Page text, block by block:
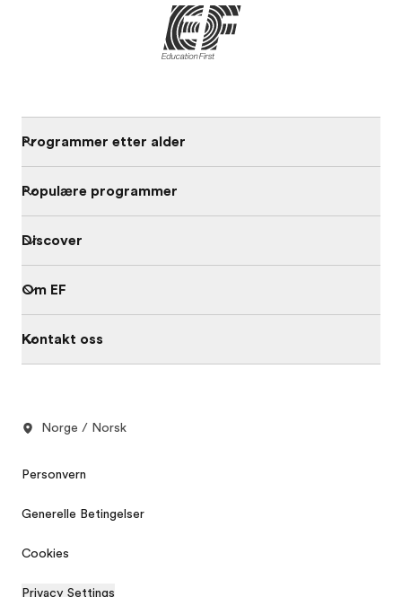
Programmer etter alder
Populære programmer
Discover
Om EF
Kontakt oss
Norge / Norsk
Personvern
Generelle Betingelser
Cookies
Privacy Settings